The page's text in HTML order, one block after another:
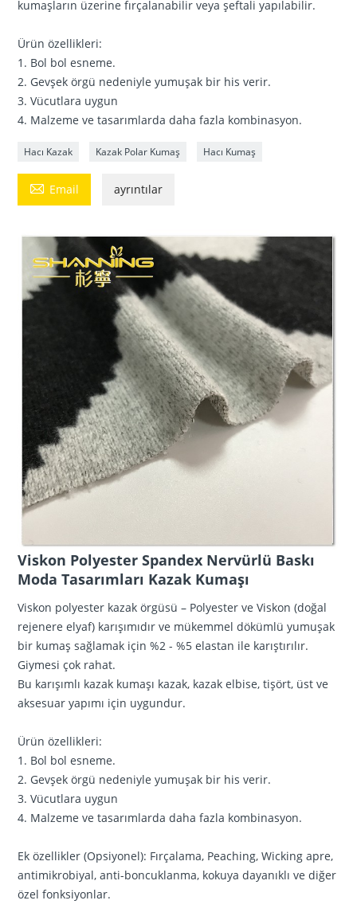
kumaşların üzerine fırçalanabilir veya şeftali yapılabilir.
Ürün özellikleri:
1. Bol bol esneme.
2. Gevşek örgü nedeniyle yumuşak bir his verir.
3. Vücutlara uygun
4. Malzeme ve tasarımlarda daha fazla kombinasyon.
Hacı Kazak Kazak Polar Kumaş Hacı Kumaş
 Email ayrıntılar
Viskon Polyester Spandex Nervürlü Baskı
Moda Tasarımları Kazak Kumaşı
Viskon polyester kazak örgüsü – Polyester ve Viskon (doğal
rejenere elyaf) karışımıdır ve mükemmel dökümlü yumuşak
bir kumaş sağlamak için %2 - %5 elastan ile karıştırılır.
Giymesi çok rahat.
Bu karışımlı kazak kumaşı kazak, kazak elbise, tişört, üst ve
aksesuar yapımı için uygundur.
Ürün özellikleri:
1. Bol bol esneme.
2. Gevşek örgü nedeniyle yumuşak bir his verir.
3. Vücutlara uygun
4. Malzeme ve tasarımlarda daha fazla kombinasyon.
Ek özellikler (Opsiyonel): Fırçalama, Peaching, Wicking apre,
antimikrobiyal, anti-boncuklanma, kokuya dayanıklı ve diğer
özel fonksiyonlar.